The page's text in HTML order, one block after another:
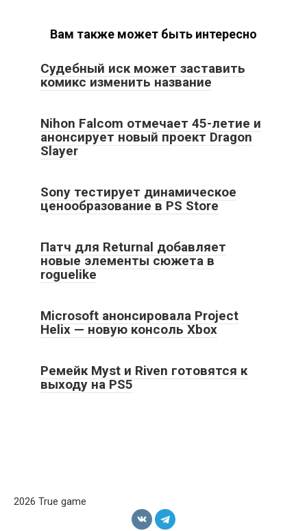
Вам также может быть интересно
Судебный иск может заставить
комикс изменить название
Nihon Falcom отмечает 45-летие и
анонсирует новый проект Dragon
Slayer
Sony тестирует динамическое
ценообразование в PS Store
Патч для Returnal добавляет
новые элементы сюжета в
roguelike
Microsoft анонсировала Project
Helix — новую консоль Xbox
Ремейк Myst и Riven готовятся к
выходу на PS5
2026 True game